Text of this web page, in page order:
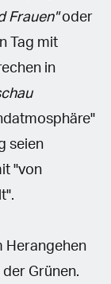
Frauen"oder
Tag mit
in
seien
"von
Herangehen
Grünen.